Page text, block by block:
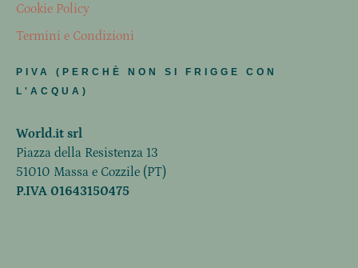
Cookie Policy
Termini e Condizioni
PIVA (PERCHÈ NON SI FRIGGE CON
L'ACQUA)
World.it srl
Piazza della Resistenza 13
51010 Massa e Cozzile (PT)
P.IVA 01643150475